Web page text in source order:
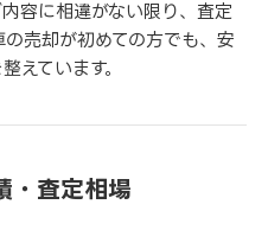
容に相違がない限り、査定
売却が初めての方でも、安
えています。
・査定相場